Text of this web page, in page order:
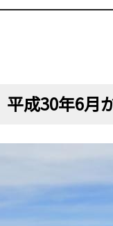
成30年6月